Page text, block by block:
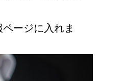
ージに入れま